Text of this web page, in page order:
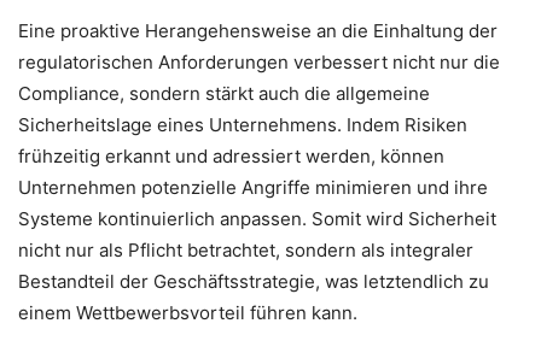
Eine proaktive Herangehensweise an die Einhaltung der
regulatorischen Anforderungen verbessert nicht nur die
Compliance, sondern stärkt auch die allgemeine
Sicherheitslage eines Unternehmens. Indem Risiken
frühzeitig erkannt und adressiert werden, können
Unternehmen potenzielle Angriffe minimieren und ihre
Systeme kontinuierlich anpassen. Somit wird Sicherheit
nicht nur als Pflicht betrachtet, sondern als integraler
Bestandteil der Geschäftsstrategie, was letztendlich zu
einem Wettbewerbsvorteil führen kann.